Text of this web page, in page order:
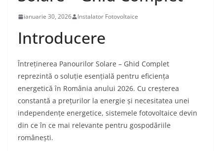
ianuarie 30, 2026 Instalator Fotovoltaice
Introducere
Întreținerea Panourilor Solare – Ghid Complet
reprezintă o soluție esențială pentru eficiența
energetică în România anului 2026. Cu creșterea
constantă a prețurilor la energie și necesitatea unei
independențe energetice, sistemele fotovoltaice devin
din ce în ce mai relevante pentru gospodăriile
românești.